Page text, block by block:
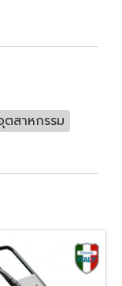
สาหกรรม